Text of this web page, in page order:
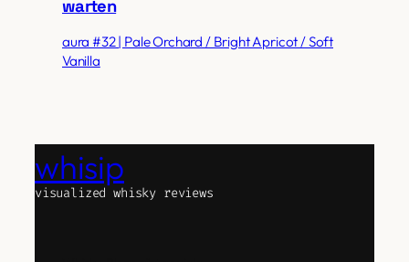
warten
aura #32 | Pale Orchard / Bright Apricot / Soft
Vanilla
whisip
visualized whisky reviews